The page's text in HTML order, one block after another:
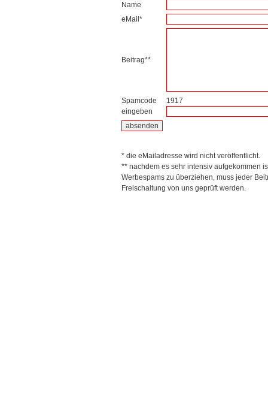
Name
eMail*
Beitrag**
Spamcode
eingeben
1917
* die eMailadresse wird nicht veröffentlicht.
** nachdem es sehr intensiv aufgekommen
Werbespams zu überziehen, muss jeder
Freischaltung von uns geprüft werden.